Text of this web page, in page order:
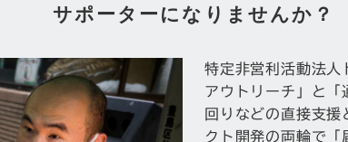
サポーターになりませんか？
特定非営利活動法人
アウトリーチ」と「
回りなどの直接支
クト開発の両輪で